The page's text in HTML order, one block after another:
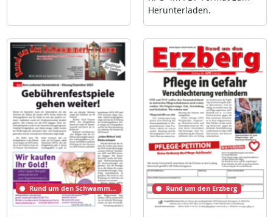
Her­un­ter­la­den.
Rund um den Schwammerlturm Rund um den Erzberg